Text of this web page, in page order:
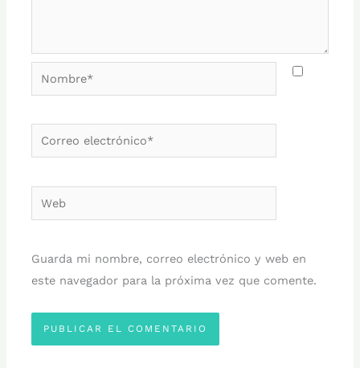
Nombre*
Correo
electrónico*
Web
Guarda mi nombre, correo electrónico y web en
este navegador para la próxima vez que comente.